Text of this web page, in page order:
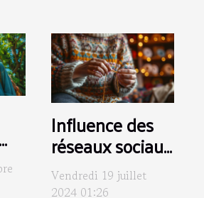
Influence des
réseaux sociaux
sur les
communautés
Vendredi 19 juillet
2024 01:26